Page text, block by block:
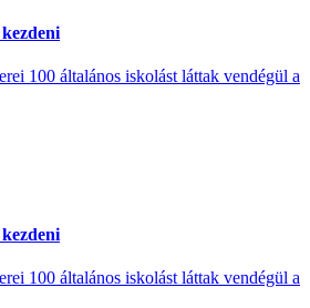
100 általános iskolást láttak vendégül a
100 általános iskolást láttak vendégül a